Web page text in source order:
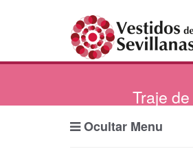
Traje
Ocultar Menu